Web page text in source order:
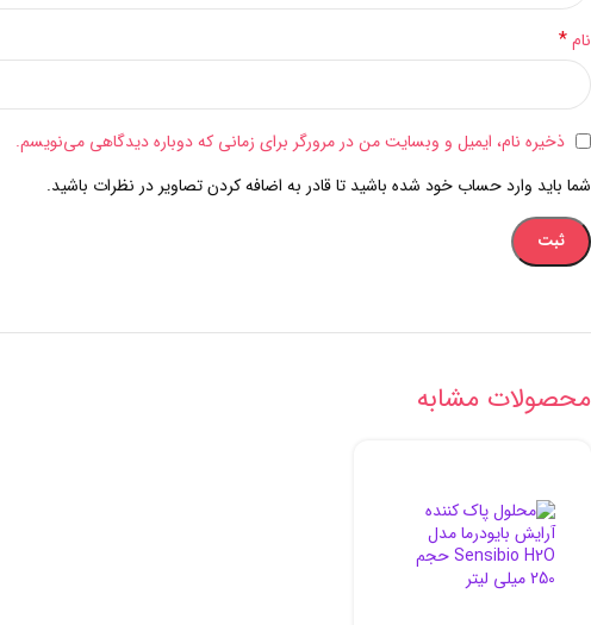
نام*
ذخیره نام، ایمیل و وبسایت من در مرورگر برای زمانی که دوباره دیدگاهی می‌نویسم.
شما باید وارد حساب خود شده باشید تا قادر به اضافه کردن تصاویر در نظرات باشید.
محصولات مشابه